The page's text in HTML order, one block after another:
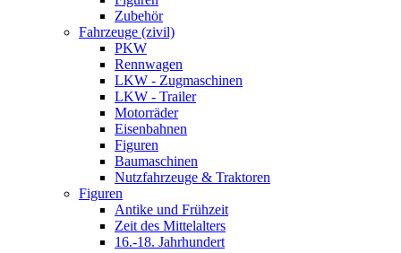
Zubehör
Fahrzeuge (zivil)
PKW
Rennwagen
LKW - Zugmaschinen
LKW - Trailer
Motorräder
Eisenbahnen
Figuren
Baumaschinen
Nutzfahrzeuge & Traktoren
Figuren
Antike und Frühzeit
Zeit des Mittelalters
16.-18. Jahrhundert